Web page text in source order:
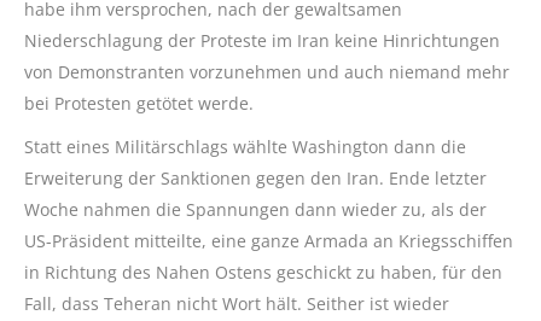
habe ihm versprochen, nach der gewaltsamen
Niederschlagung der Proteste im Iran keine Hinrichtungen
von Demonstranten vorzunehmen und auch niemand mehr
bei Protesten getötet werde.
Statt eines Militärschlags wählte Washington dann die
Erweiterung der Sanktionen gegen den Iran. Ende letzter
Woche nahmen die Spannungen dann wieder zu, als der
US-Präsident mitteilte, eine ganze Armada an Kriegsschiffen
in Richtung des Nahen Ostens geschickt zu haben, für den
Fall, dass Teheran nicht Wort hält. Seither ist wieder